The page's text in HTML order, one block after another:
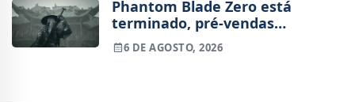
Phantom Blade Zero está
terminado, pré-vendas
começam na próxima semana
6 DE AGOSTO, 2026